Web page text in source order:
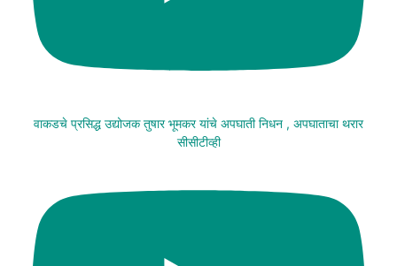
वाकडचे प्रसिद्ध उद्योजक तुषार भूमकर यांचे अपघाती निधन , अपघाताचा थरार
सीसीटीव्ही